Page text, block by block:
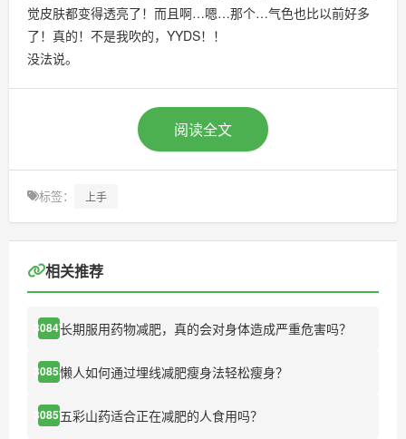
觉皮肤都变得透亮了！而且啊…嗯…那个…气色也比以前好多
了！真的！不是我吹的，YYDS！！
没法说。
阅读全文
标签： 上手
相关推荐
30847长期服用药物减肥，真的会对身体造成严重危害吗？
30855懒人如何通过埋线减肥瘦身法轻松瘦身？
30857五彩山药适合正在减肥的人食用吗？